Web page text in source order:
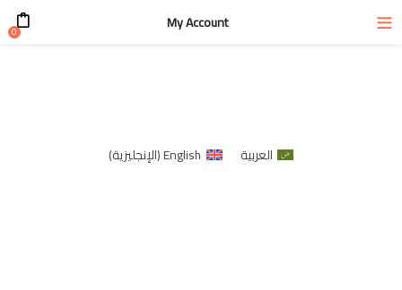
My Account
0
العربية English
(الإنجليزية)